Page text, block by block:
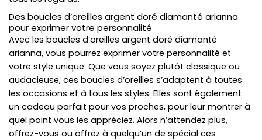
Des boucles d’oreilles argent doré diamanté arianna
pour exprimer votre personnalité
Avec les boucles d’oreilles argent doré diamanté
arianna, vous pourrez exprimer votre personnalité et
votre style unique. Que vous soyez plutôt classique ou
audacieuse, ces boucles d’oreilles s’adaptent à toutes
les occasions et à tous les styles. Elles sont également
un cadeau parfait pour vos proches, pour leur montrer à
quel point vous les appréciez. Alors n’attendez plus,
offrez-vous ou offrez à quelqu’un de spécial ces